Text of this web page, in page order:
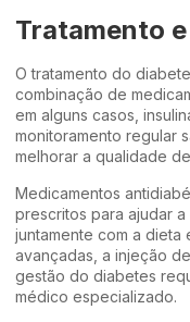
Tratamento
O tratamento do
combinação de
em alguns casos,
monitoramento regular
melhorar a qualidade
Medicamentos
prescritos para ajudar
juntamente com a dieta
avançadas, a injeção
gestão do diabetes
médico especializado.